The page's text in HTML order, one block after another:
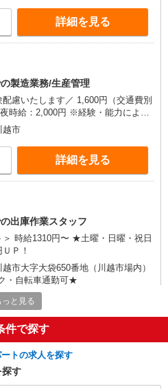
詳細を見る
製造業務/生産管理
たします／ 1,600円（交通費別
円 ※経験・能力により
越市
詳細を見る
出庫作業スタッフ
1310円〜 ★土曜・日曜・祝日
Ｐ！
市大字大袋650番地（川越市場内）
・自転車通勤可★
鮮魚パック詰め・加工スタッフ
っと見る
件で探す
トの求人を探す
探す